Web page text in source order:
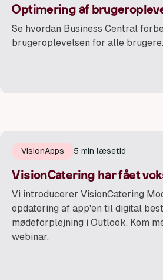
Optimering af
Se hvordan Business Central
brugeroplevelsen for alle brugere.
VisionApps 5 min læsetid
VisionCatering har fået
Vi introducerer VisionCatering
opdatering af app'en til digital
mødeforplejning i Outlook. Kom
webinar.